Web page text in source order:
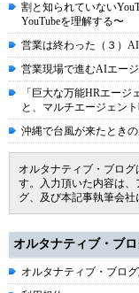
割と知られていない
YouTubeを理解する〜
営業は終わった（３）
営業現場で進むAIエー
「巨大な万能HRエージ
と、マルチエージェン
沖縄で台風が来たとき
オルタナティブ・ブロ
す。入力頂いた内容は
グ、及び本記事執筆会社
オルタナティブ・ブ
オルタナティブ・ブロ